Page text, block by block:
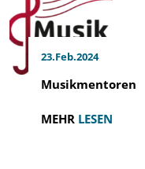
23.Feb.2024
Musikmentoren
MEHR LESEN